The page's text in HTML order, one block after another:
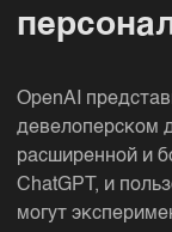
OpenAI
девелоперском
расширенной и
ChatGPT, и
могут